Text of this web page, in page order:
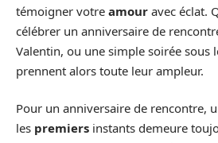
témoigner votre amour avec éclat.
célébrer un anniversaire de
Valentin, ou une simple soirée sous
prennent alors toute leur ampleur.
Pour un anniversaire de rencontre,
les premiers instants demeure